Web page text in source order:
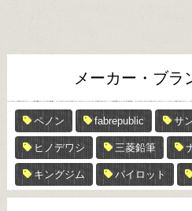
メーカー・ブラ
ペノン fabrepublic サ
ヒノデワシ 三菱鉛筆
キングジム パイロット